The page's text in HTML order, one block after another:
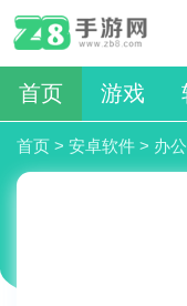
首页 游戏
首页 > 安卓软件 > 办